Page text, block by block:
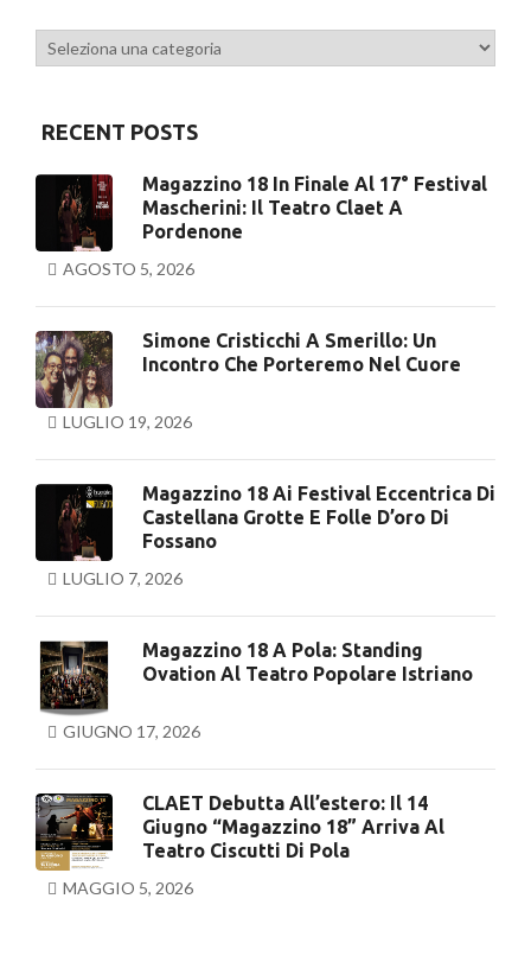
Categorie
RECENT POSTS
Magazzino 18 In Finale Al 17° Festival
Mascherini: Il Teatro Claet A
Pordenone
AGOSTO 5, 2026
Simone Cristicchi A Smerillo: Un
Incontro Che Porteremo Nel Cuore
LUGLIO 19, 2026
Magazzino 18 Ai Festival Eccentrica Di
Castellana Grotte E Folle D’oro Di
Fossano
LUGLIO 7, 2026
Magazzino 18 A Pola: Standing
Ovation Al Teatro Popolare Istriano
GIUGNO 17, 2026
CLAET Debutta All’estero: Il 14
Giugno “Magazzino 18” Arriva Al
Teatro Ciscutti Di Pola
MAGGIO 5, 2026